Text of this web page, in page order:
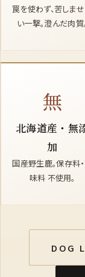
罠を使わず、苦しま
い一撃。澄んだ肉質
無
北海道産・無
加
国産野生鹿。保存料
味料 不使用。
DOG